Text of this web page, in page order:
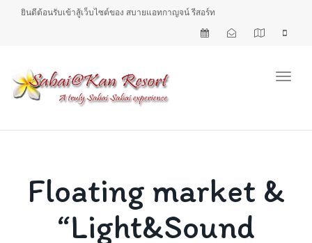
ยินดีต้อนรับเข้าสู้เว็บไซต์ของ สบายแอทกาญจน์ รีสอร์ท
Floating market &
“Light&Sound